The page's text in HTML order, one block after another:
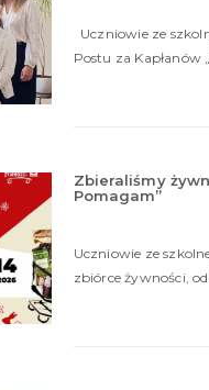
Uczniowie ze
Postu za Kapłanów
Zbieraliśmy
Pomagam”
Uczniowie ze
zbiórce żywności,